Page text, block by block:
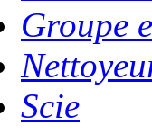
Groupe
Scie